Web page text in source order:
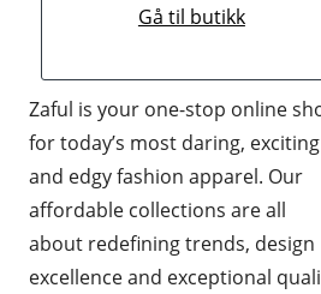
Gå til butikk
Zaful is your one-stop online
for today’s most daring, exciting
and edgy fashion apparel. Our
affordable collections are all
about redefining trends, design
excellence and exceptional